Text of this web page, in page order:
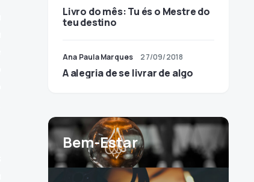
Livro do mês: Tu és o Mestre do
teu destino
Ana Paula Marques 27/09/2018
A alegria de se livrar de algo
Bem-Estar